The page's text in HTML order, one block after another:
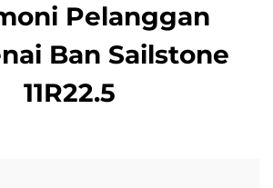
Pelanggan
Ban Sailstone
11R22.5